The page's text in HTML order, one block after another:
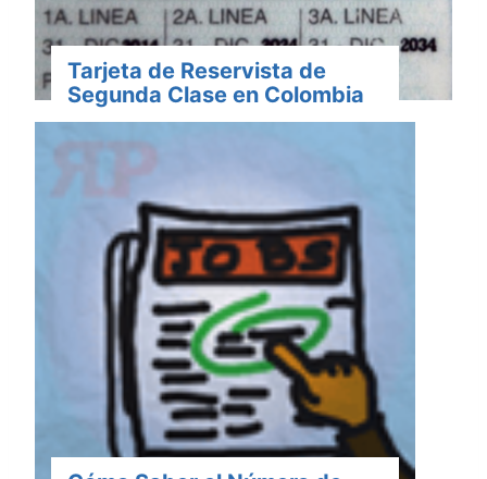
Tarjeta de Reservista de
Segunda Clase en Colombia